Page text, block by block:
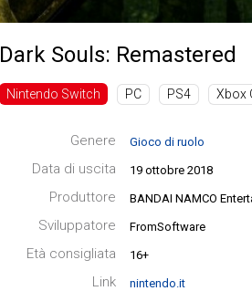
Dark Souls: Remastered
Nintendo Switch PC PS4 Xbox
Genere Gioco di ruolo
Data di uscita 19 ottobre 2018
Produttore BANDAI NAMCO
Sviluppatore FromSoftware
Età consigliata 16+
Link nintendo.it